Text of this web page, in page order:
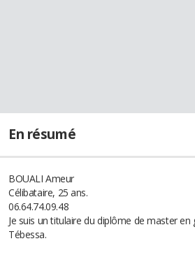
En résumé
BOUALI Ameur
Célibataire, 25 ans.
06.64.74.09.48
Je suis un titulaire du diplôme de master en
Tébessa.